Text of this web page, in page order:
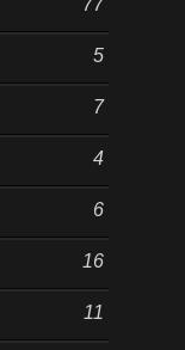
5
7
4
6
16
11